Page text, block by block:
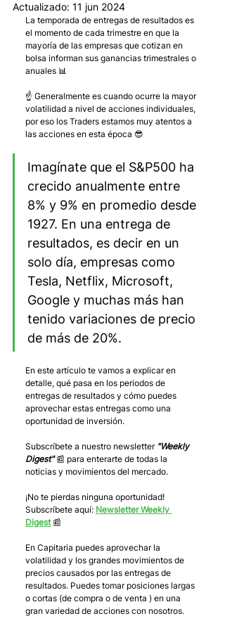
Actualizado: 11 jun 2024
La temporada de entregas de resultados es
el momento de cada trimestre en que la
mayoría de las empresas que cotizan en
bolsa informan sus ganancias trimestrales o
anuales 📊
☝️ Generalmente es cuando ocurre la mayor
volatilidad a nivel de acciones individuales,
por eso los Traders estamos muy atentos a
las acciones en esta época 😎
Imagínate que el S&P500 ha
crecido anualmente entre
8% y 9% en promedio desde
1927. En una entrega de
resultados, es decir en un
solo día, empresas como
Tesla, Netflix, Microsoft,
Google y muchas más han
tenido variaciones de precio
de más de 20%.
En este artículo te vamos a explicar en
detalle, qué pasa en los periodos de
entregas de resultados y cómo puedes
aprovechar estas entregas como una
oportunidad de inversión.
Subscríbete a nuestro newsletter "Weekly
Digest" 📰 para enterarte de todas la
noticias y movimientos del mercado.
¡No te pierdas ninguna oportunidad!
Subscríbete aquí: Newsletter Weekly
Digest 📰
En Capitaria puedes aprovechar la
volatilidad y los grandes movimientos de
precios causados por las entregas de
resultados. Puedes tomar posiciones largas
o cortas (de compra o de venta ) en una
gran variedad de acciones con nosotros.